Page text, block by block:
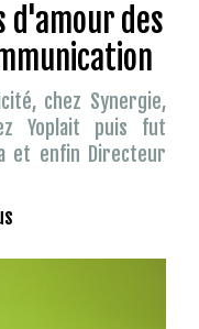
d'amour des
chez Synergie,
Yoplait puis fut
et enfin Directeur